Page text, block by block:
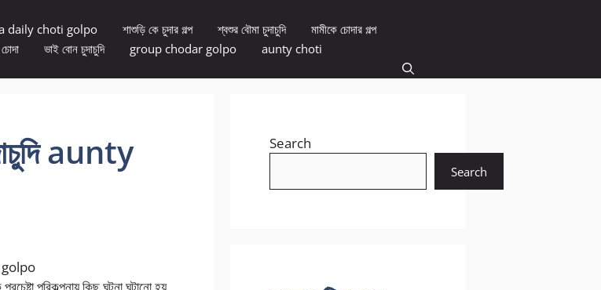
daily choti golpo শাশুড়ি কে চুদার গল্প শ্বশুর বৌমা চুদাচুদি
মামীকে চোদার গল্প
ভাই বোন চুদাচুদি group chodar golpo aunty choti
aunty
golpo
Search
Search